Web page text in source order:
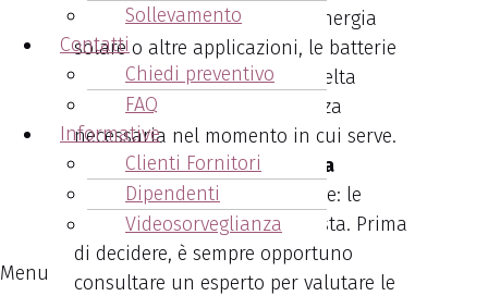
Sollevamento
Contatti
Chiedi preventivo
FAQ
Informative
Clienti Fornitori
Dipendenti
Videosorveglianza
Menu
vostro veicolo, il sistema di energia
solare o altre applicazioni, le batterie
Trojan rappresentano una scelta
saggia, assicurando la potenza
necessaria nel momento in cui serve.
Per una soluzione energetica
affidabile, non cercate altrove: le
batterie Trojan sono la risposta. Prima
di decidere, è sempre opportuno
consultare un esperto per valutare le